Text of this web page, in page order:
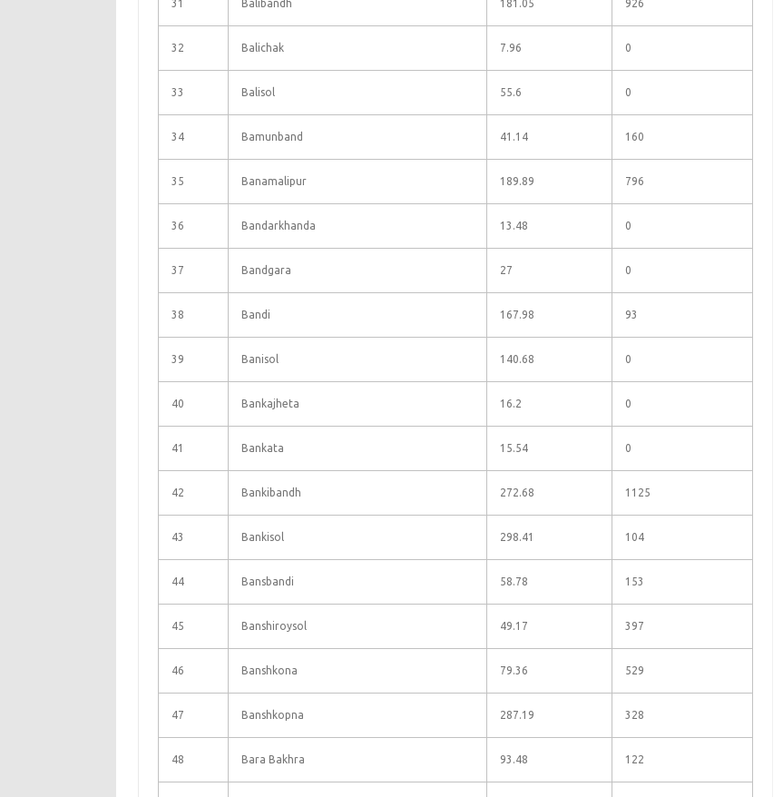
31 Balibandh 181.05 926
32 Balichak 7.96 0
33 Balisol 55.6 0
34 Bamunband 41.14 160
35 Banamalipur 189.89 796
36 Bandarkhanda 13.48 0
37 Bandgara 27 0
38 Bandi 167.98 93
39 Banisol 140.68 0
40 Bankajheta 16.2 0
41 Bankata 15.54 0
42 Bankibandh 272.68 1125
43 Bankisol 298.41 104
44 Bansbandi 58.78 153
45 Banshiroysol 49.17 397
46 Banshkona 79.36 529
47 Banshkopna 287.19 328
48 Bara Bakhra 93.48 122